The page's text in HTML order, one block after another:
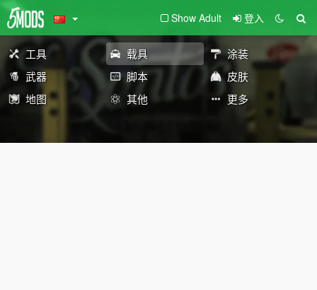
Show Adult 登入
工具 载具
涂装
武器
脚本
皮肤
地图
其他 更多